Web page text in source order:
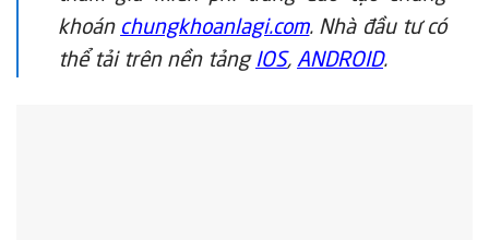
khoán chungkhoanlagi.com. Nhà đầu tư có
thể tải trên nền tảng IOS, ANDROID.